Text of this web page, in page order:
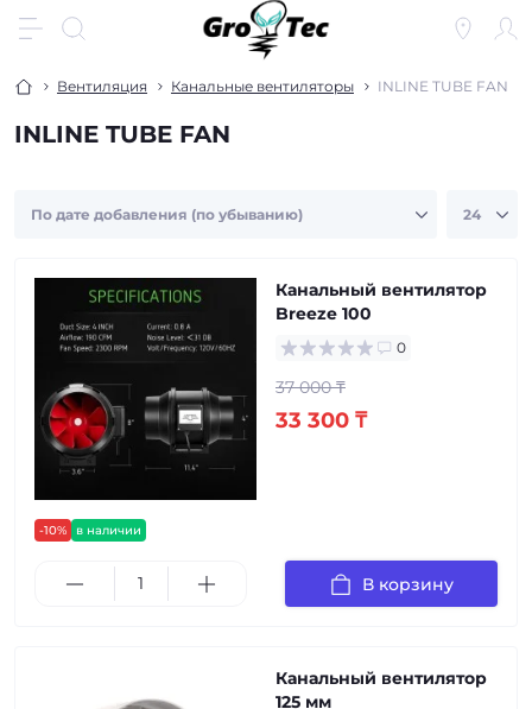
Вентиляция Канальные вентиляторы INLINE TUBE FAN
INLINE TUBE FAN
-10% в наличии
Канальный вентилятор
Breeze 100
0
37 000 ₸
33 300 ₸
В корзину
Канальный вентилятор
125 мм